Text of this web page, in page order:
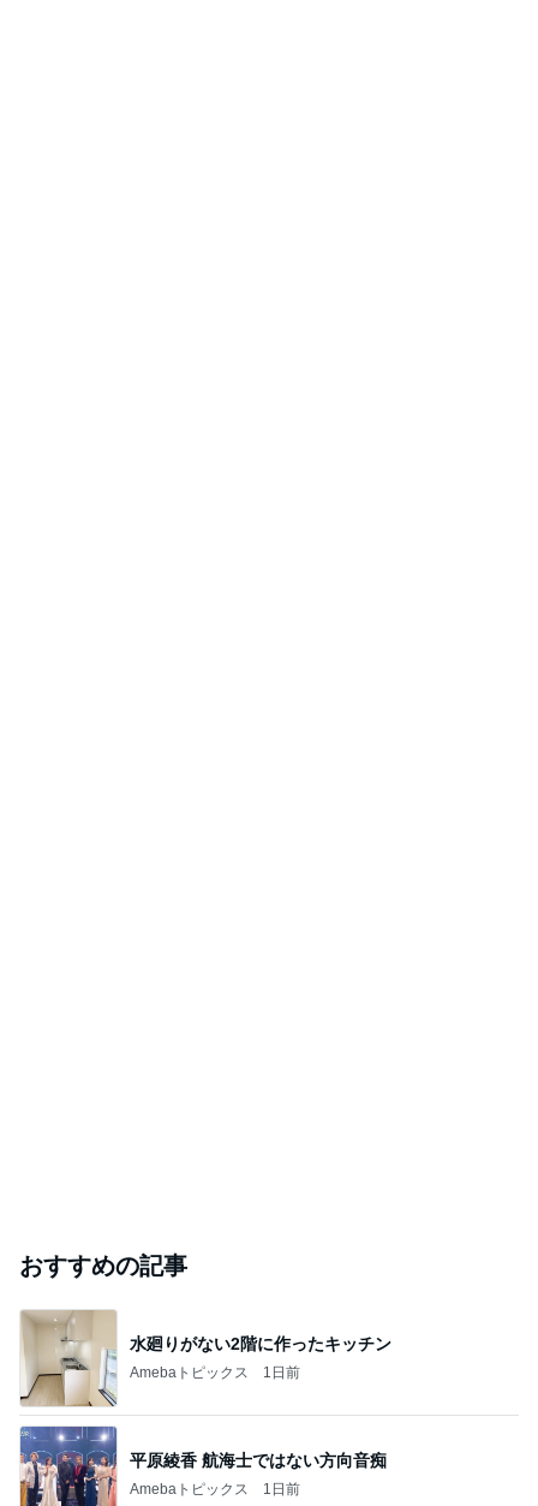
おすすめの記事
水廻りがない2階に作ったキッチン
Amebaトピックス 1日前
平原綾香 航海士ではない方向音痴
Amebaトピックス 1日前